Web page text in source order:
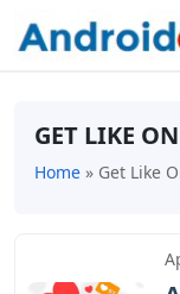
GET LIKE
Home » Get Like